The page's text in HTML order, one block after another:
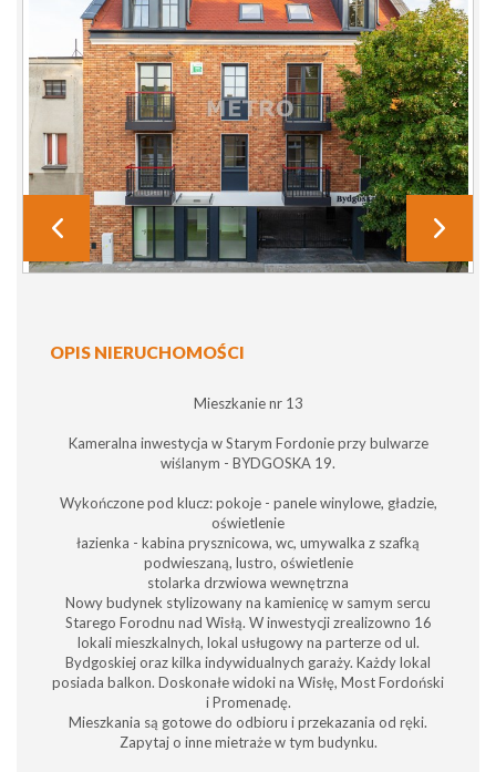
OPIS NIERUCHOMOŚCI
Mieszkanie nr 13
Kameralna inwestycja w Starym Fordonie przy bulwarze
wiślanym - BYDGOSKA 19.
Wykończone pod klucz: pokoje - panele winylowe, gładzie,
oświetlenie
łazienka - kabina prysznicowa, wc, umywalka z szafką
podwieszaną, lustro, oświetlenie
stolarka drzwiowa wewnętrzna
Nowy budynek stylizowany na kamienicę w samym sercu
Starego Forodnu nad Wisłą. W inwestycji zrealizowno 16
lokali mieszkalnych, lokal usługowy na parterze od ul.
Bydgoskiej oraz kilka indywidualnych garaży. Każdy lokal
posiada balkon. Doskonałe widoki na Wisłę, Most Fordoński
i Promenadę.
Mieszkania są gotowe do odbioru i przekazania od ręki.
Zapytaj o inne mietraże w tym budynku.